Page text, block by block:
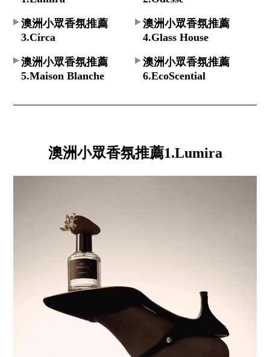
澳洲小眾香氛推薦
3.Circa
澳洲小眾香氛推薦
4.Glass House
澳洲小眾香氛推薦
5.Maison Blanche
澳洲小眾香氛推薦
6.EcoScential
澳洲小眾香氛推薦1.Lumira